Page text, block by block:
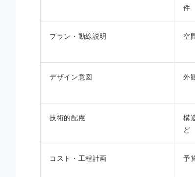
件
プラン・動線説明 空
デザイン意図 外
技術的配慮
構
ど
コスト・工程計画 予